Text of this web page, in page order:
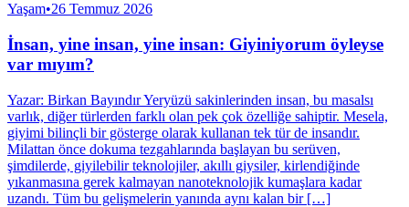
Yaşam•26 Temmuz 2026
İnsan, yine insan, yine insan: Giyiniyorum öyleyse
var mıyım?
Yazar: Birkan Bayındır Yeryüzü sakinlerinden insan, bu masalsı
varlık, diğer türlerden farklı olan pek çok özelliğe sahiptir. Mesela,
giyimi bilinçli bir gösterge olarak kullanan tek tür de insandır.
Milattan önce dokuma tezgahlarında başlayan bu serüven,
şimdilerde, giyilebilir teknolojiler, akıllı giysiler, kirlendiğinde
yıkanmasına gerek kalmayan nanoteknolojik kumaşlara kadar
uzandı. Tüm bu gelişmelerin yanında aynı kalan bir […]